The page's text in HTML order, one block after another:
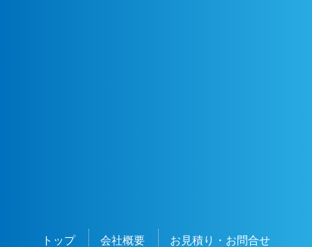
トップ 会社概要 お見積り・お問合せ